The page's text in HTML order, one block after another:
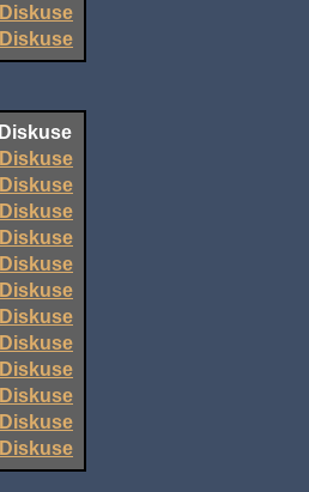
Diskuse
Diskuse
Diskuse
Diskuse
Diskuse
Diskuse
Diskuse
Diskuse
Diskuse
Diskuse
Diskuse
Diskuse
Diskuse
Diskuse
Diskuse